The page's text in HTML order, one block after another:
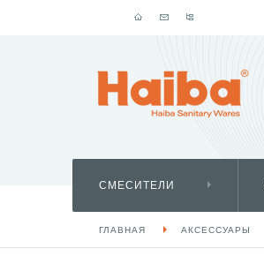
СМЕСИТЕЛИ
ГЛАВНАЯ АКСЕССУАРЫ